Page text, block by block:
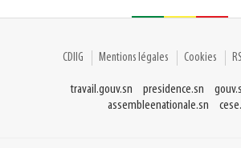
CDIIG Mentions légales Cookies
travail.gouv.sn presidence.sn
assembleenationale.sn